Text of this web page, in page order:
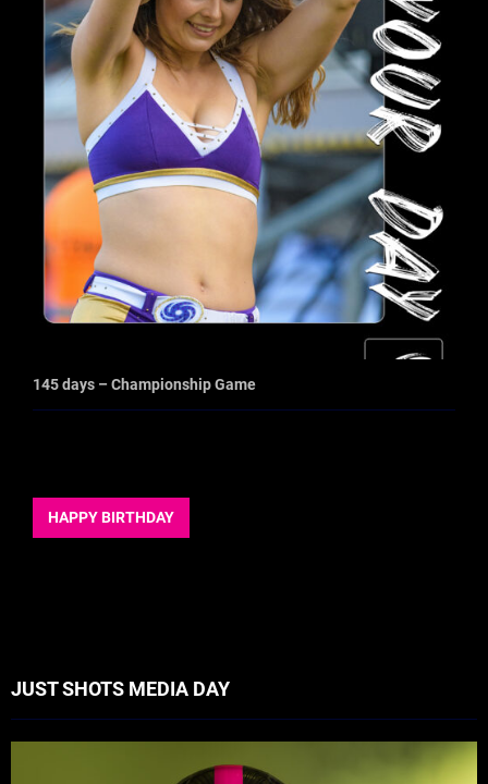
145 days – Championship Game
HAPPY BIRTHDAY
JUST SHOTS MEDIA DAY